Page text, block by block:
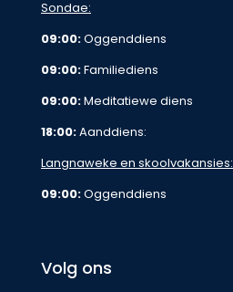
Sondae:
09:00:Oggenddiens
09:00:Familiediens
09:00:Meditatiewe diens
18:00:Aanddiens:
Langnaweke en skoolvakansies:
09:00:Oggenddiens
Volg ons